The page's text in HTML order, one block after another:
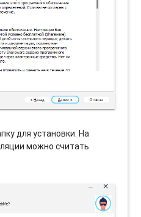
для установки. На
можно считать